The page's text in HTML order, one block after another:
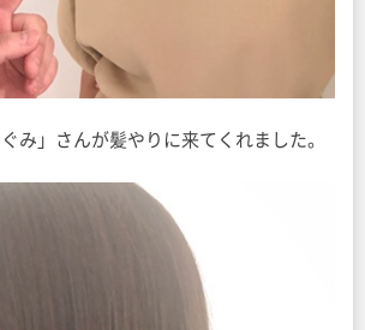
み」さんが髪やりに来てくれました。